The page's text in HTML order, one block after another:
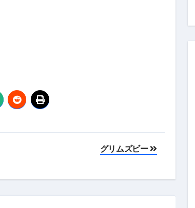
いて
フ達に作ってみた結果…
食べ尽くし
が衝撃のうまさ！
グリムズビー